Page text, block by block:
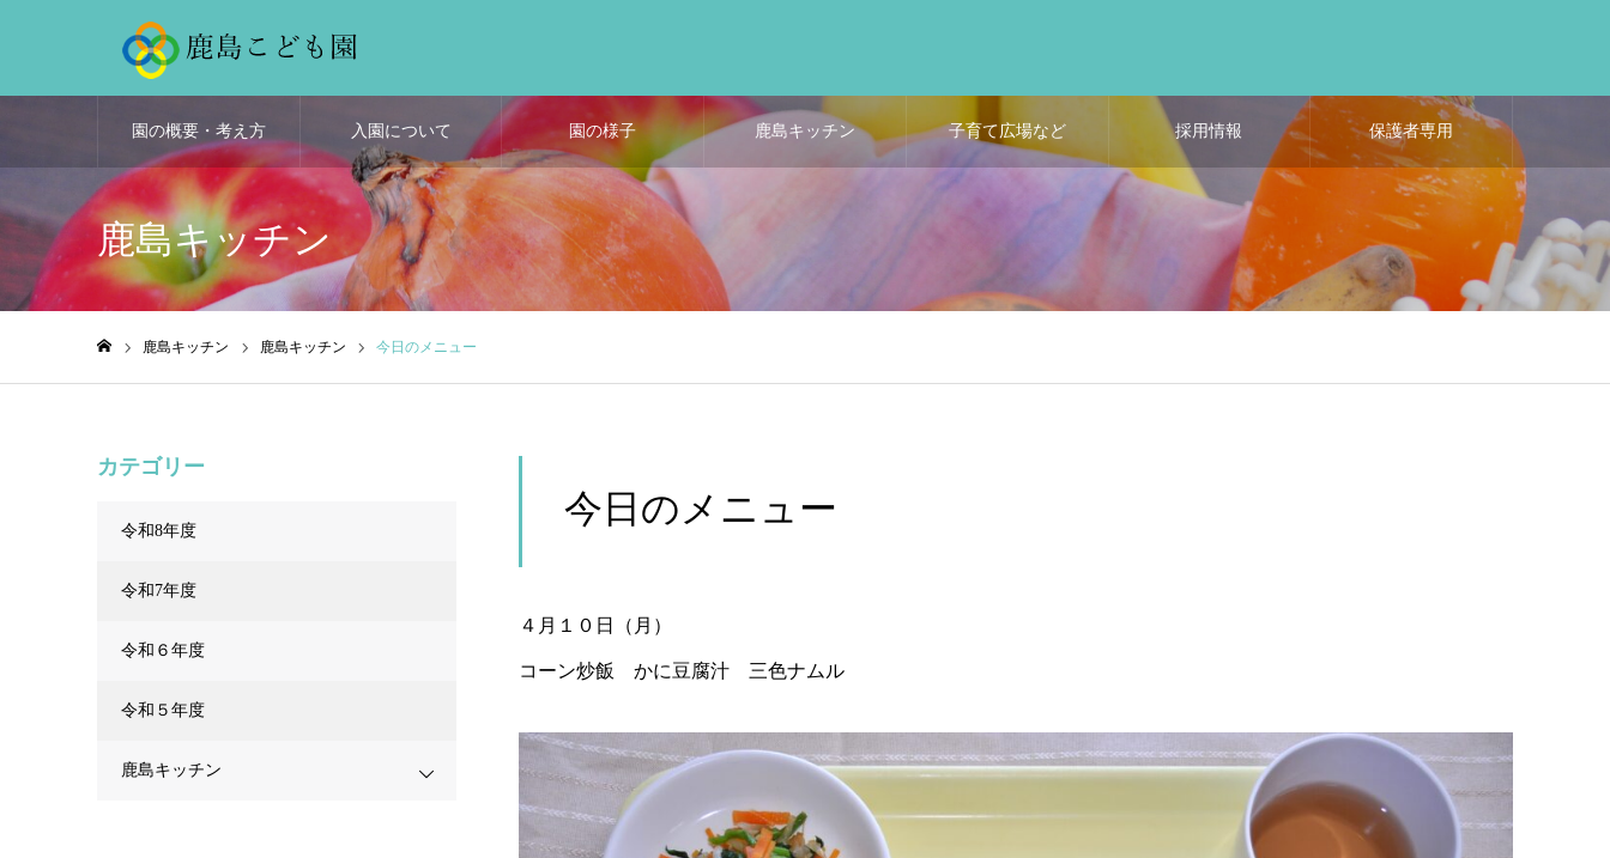
園の概要・考え方 入園について 園の様子 鹿島キッチン 子育て広場など 採用情報 保護者専用
鹿島キッチン
鹿島キッチン 鹿島キッチン 今日のメニュー
今日のメニュー
４月１０日（月）
コーン炒飯 かに豆腐汁 三色ナムル
カテゴリー
令和8年度
令和7年度
令和６年度
令和５年度
鹿島キッチン